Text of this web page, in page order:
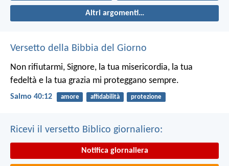
Altri argomenti…
Versetto della Bibbia del Giorno
Non rifiutarmi, Signore, la tua misericordia, la tua
fedeltà e la tua grazia mi proteggano sempre.
Salmo 40:12 amore affidabilità protezione
Ricevi il versetto Biblico giornaliero:
Notifica giornaliera